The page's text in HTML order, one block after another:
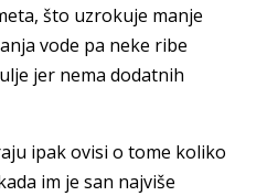
što uzrokuje manje
vode pa neke ribe
jer nema dodatnih
ipak ovisi o tome koliko
im je san najviše